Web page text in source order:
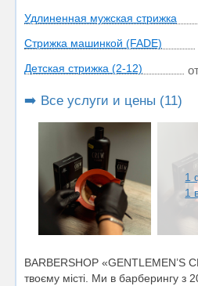
Удлиненная мужская стрижка
Стрижка машинкой (FADE)
Детская стрижка (2-12)
➡️ Все услуги и цены (11)
1
1
BARBERSHOP «GENTLEMEN’S
твоєму місті. Ми в барберингу з